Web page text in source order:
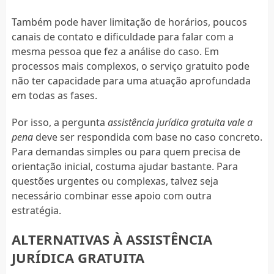
Também pode haver limitação de horários, poucos
canais de contato e dificuldade para falar com a
mesma pessoa que fez a análise do caso. Em
processos mais complexos, o serviço gratuito pode
não ter capacidade para uma atuação aprofundada
em todas as fases.
Por isso, a pergunta assistência jurídica gratuita vale a
penadeve ser respondida com base no caso concreto.
Para demandas simples ou para quem precisa de
orientação inicial, costuma ajudar bastante. Para
questões urgentes ou complexas, talvez seja
necessário combinar esse apoio com outra
estratégia.
ALTERNATIVAS À ASSISTÊNCIA
JURÍDICA GRATUITA